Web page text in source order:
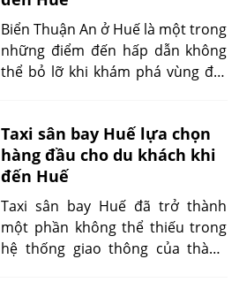
sản trong thời kỳ hiện đại.
Biển Thuận An ở Huế là một trong
những điểm đến hấp dẫn không
thể bỏ lỡ khi khám phá vùng đất
xanh như ngọc và bãi cát trắng
mịn.
Taxi sân bay Huế lựa chọn
hàng đầu cho du khách khi
đến Huế
Taxi sân bay Huế đã trở thành
một phần không thể thiếu trong
hệ thống giao thông của thành